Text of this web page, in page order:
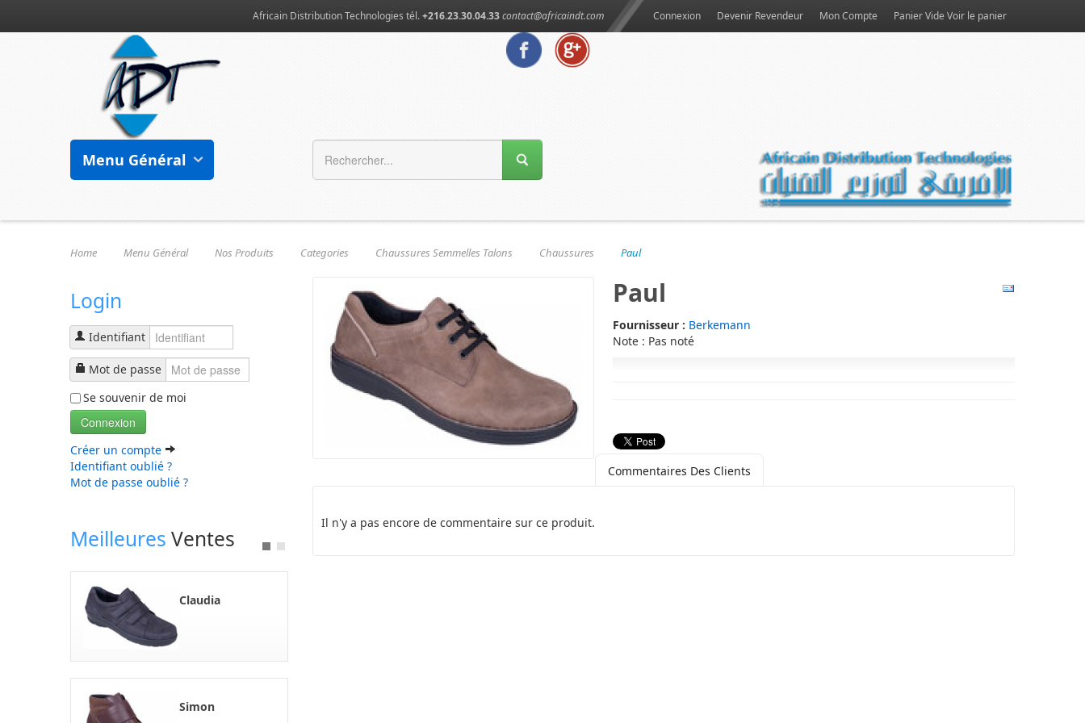
Panier Vide Voir le panier
Connexion Devenir Revendeur Mon Compte
Africain Distribution Technologies tél.+216.23.30.04.33contact@africaindt.com
Menu Général
Home Menu Général Nos Produits Categories Chaussures Semmelles Talons Chaussures Paul
Login
Identifiant
Mot de passe
Se souvenir de moi
Connexion
Créer un compte
Identifiant oublié ?
Mot de passe oublié ?
Meilleures Ventes
Claudia
Simon
Paul
Fournisseur : Berkemann
Note : Pas noté
Commentaires Des Clients
Il n'y a pas encore de commentaire sur ce produit.